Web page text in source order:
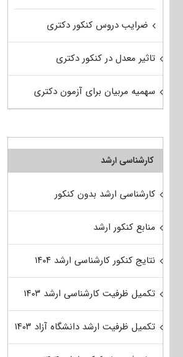
ضرایب دروس کنکور دکتری
تاثیر معدل در کنکور دکتری
سهمیه مربیان برای آزمون دکتری
کارشناسی ارشد
کارشناسی ارشد بدون کنکور
منابع کنکور ارشد
نتایج کنکور کارشناسی ارشد ۱۴۰۴
تکمیل ظرفیت کارشناسی ارشد ۱۴۰۳
تکمیل ظرفیت ارشد دانشگاه آزاد ۱۴۰۳